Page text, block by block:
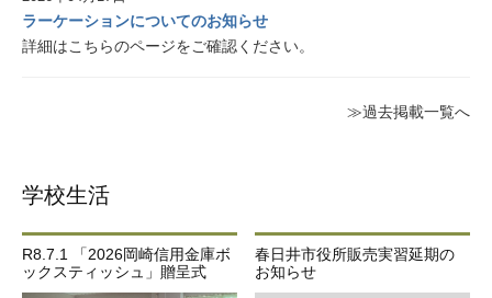
ラーケーションについてのお知らせ
詳細はこちらのページをご確認ください。
≫過去掲載一覧へ
学校生活
R8.7.1 「2026岡崎信用金庫ボ
ックスティッシュ」贈呈式
春日井市役所販売実習延期の
お知らせ